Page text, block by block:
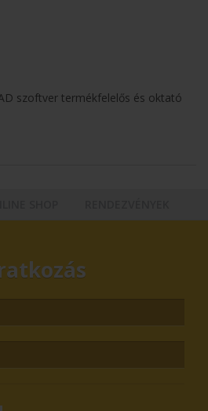
szoftver termékfelelős és oktató